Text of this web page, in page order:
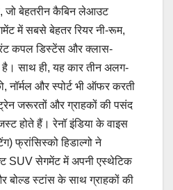
जो बेहतरीन कैबिन लेआउट
में सबसे बेहतर रियर नी-रूम,
कपल डिस्टेंस और क्लास-
है। साथ ही, यह कार तीन अलग-
नॉर्मल और स्पोर्ट भी ऑफर करती
जरूरतों और ग्राहकों की पसंद
होते हैं। रेनॉ इंडिया के वाइस
फ्रांसिस्को हिडाल्गो ने
SUV सेगमेंट में अपनी एस्थेटिक
बोल्ड स्टांस के साथ ग्राहकों की